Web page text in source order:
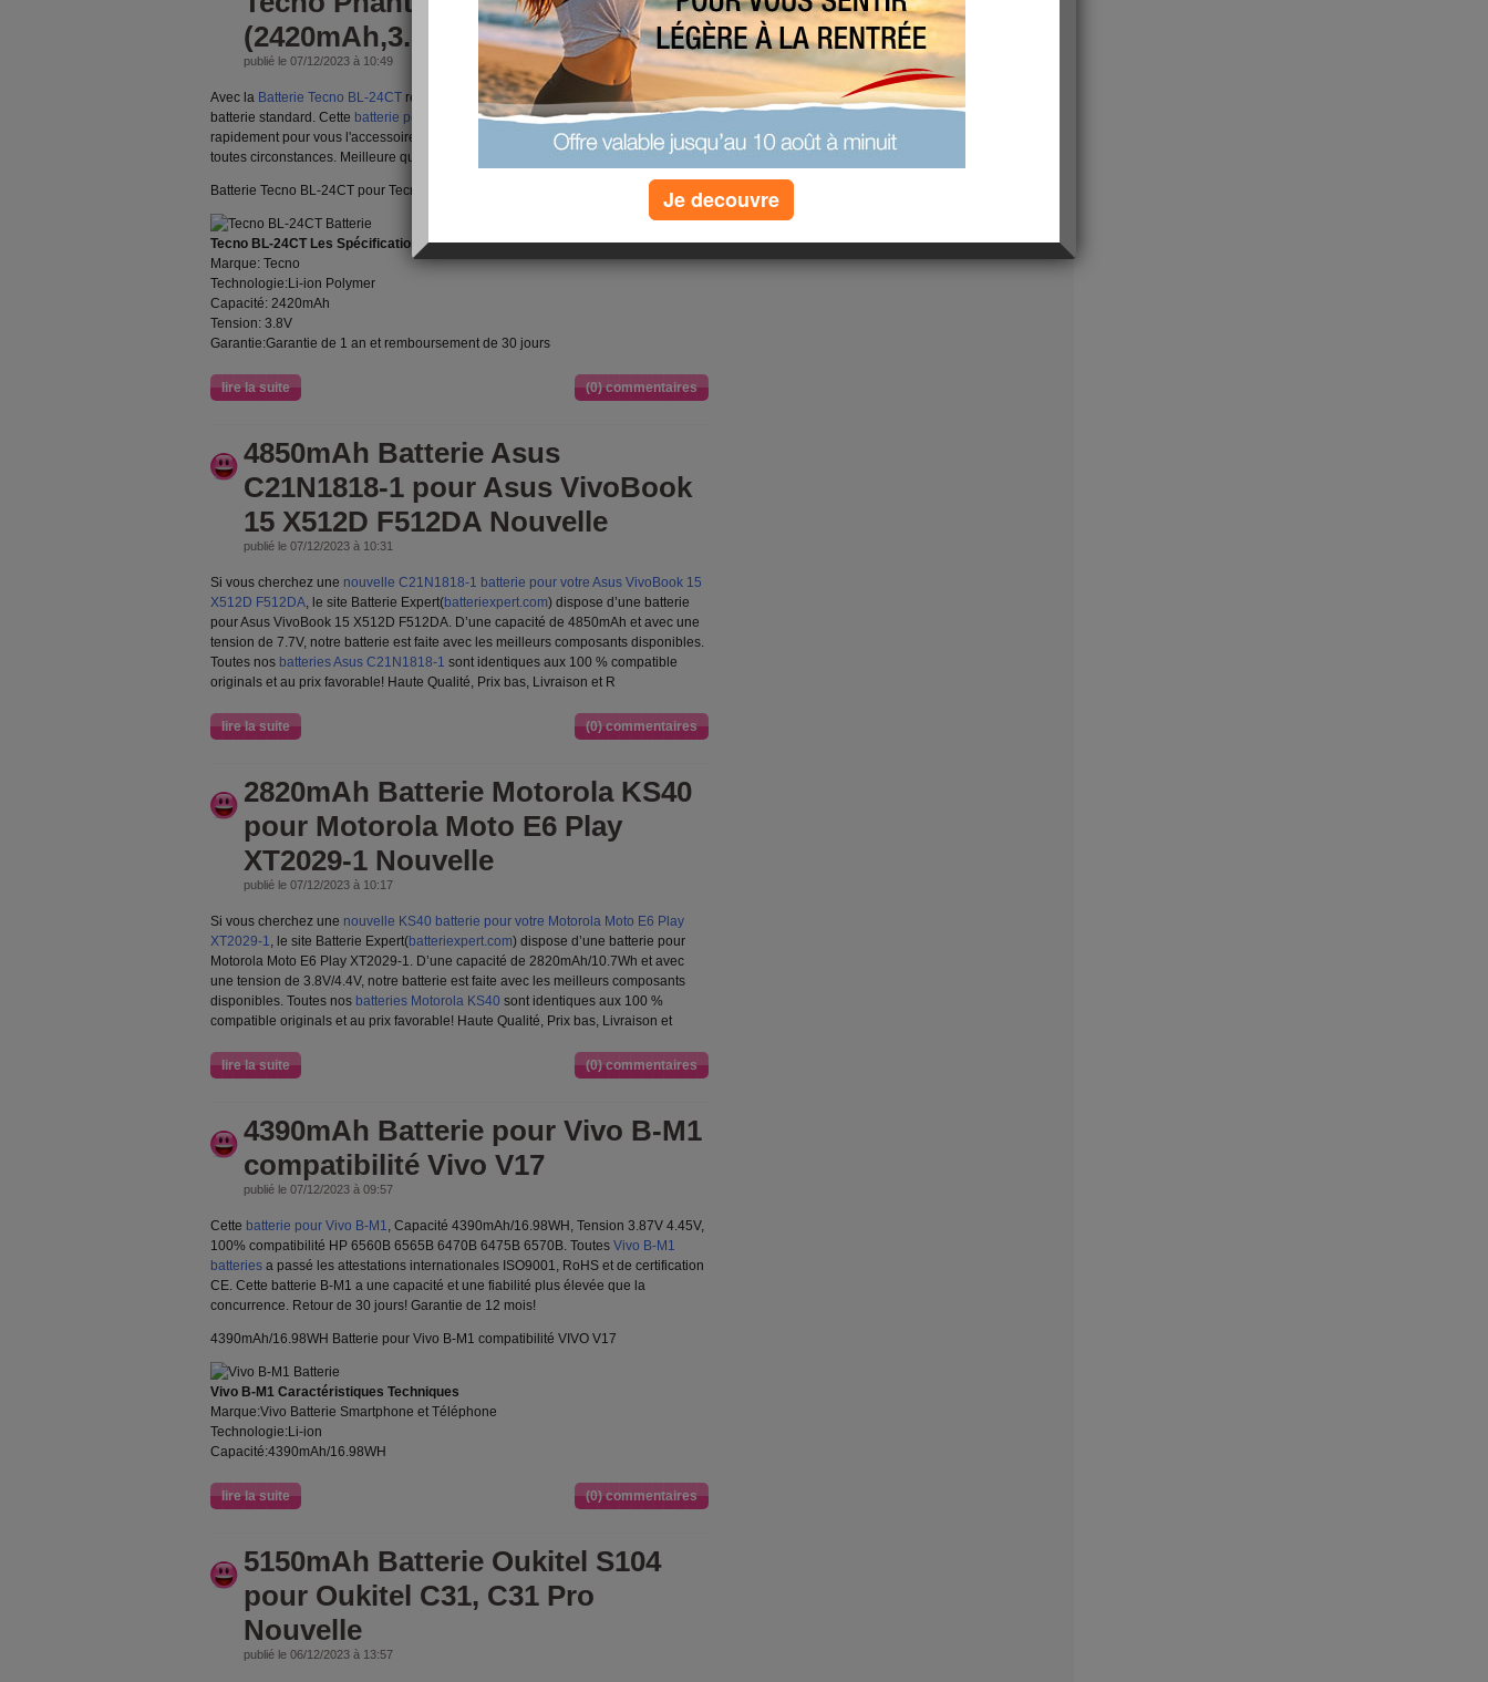
(2420mAh,3.8V)
publié le 07/12/2023 à 10:49
Avec la Batterie Tecno BL-24CT restez productif plus longtemps qu'avec une
batterie standard. Cette batterie pour Tecno Phantom Z Minilongue durée sera
rapidement pour vous l'accessoire indispensable afin de rester opérationnel en
toutes circonstances. Meilleure qualite, prix de gros, large gamme de produits.
Batterie Tecno BL-24CT pour Tecno Phantom Z Mini (2420mAh,3.8V)
Tecno BL-24CT Les Spécifications:
Marque: Tecno
Technologie:Li-ion Polymer
Capacité: 2420mAh
Tension: 3.8V
Garantie:Garantie de 1 an et remboursement de 30 jours
lire la suite (0) commentaires
4850mAh Batterie Asus
C21N1818-1 pour Asus VivoBook
15 X512D F512DA Nouvelle
publié le 07/12/2023 à 10:31
Si vous cherchez une nouvelle C21N1818-1 batterie pour votre Asus VivoBook 15
X512D F512DA, le site Batterie Expert(batteriexpert.com) dispose d’une batterie
pour Asus VivoBook 15 X512D F512DA. D’une capacité de 4850mAh et avec une
tension de 7.7V, notre batterie est faite avec les meilleurs composants disponibles.
Toutes nos batteries Asus C21N1818-1 sont identiques aux 100 % compatible
originals et au prix favorable! Haute Qualité, Prix bas, Livraison et R
lire la suite (0) commentaires
2820mAh Batterie Motorola KS40
pour Motorola Moto E6 Play
XT2029-1 Nouvelle
publié le 07/12/2023 à 10:17
Si vous cherchez une nouvelle KS40 batterie pour votre Motorola Moto E6 Play
XT2029-1, le site Batterie Expert(batteriexpert.com) dispose d’une batterie pour
Motorola Moto E6 Play XT2029-1. D’une capacité de 2820mAh/10.7Wh et avec
une tension de 3.8V/4.4V, notre batterie est faite avec les meilleurs composants
disponibles. Toutes nos batteries Motorola KS40 sont identiques aux 100 %
compatible originals et au prix favorable! Haute Qualité, Prix bas, Livraison et
lire la suite (0) commentaires
4390mAh Batterie pour Vivo B-M1
compatibilité Vivo V17
publié le 07/12/2023 à 09:57
Cette batterie pour Vivo B-M1, Capacité 4390mAh/16.98WH, Tension 3.87V 4.45V,
100% compatibilité HP 6560B 6565B 6470B 6475B 6570B. Toutes Vivo B-M1
batteries a passé les attestations internationales ISO9001, RoHS et de certification
CE. Cette batterie B-M1 a une capacité et une fiabilité plus élevée que la
concurrence. Retour de 30 jours! Garantie de 12 mois!
4390mAh/16.98WH Batterie pour Vivo B-M1 compatibilité VIVO V17
Vivo B-M1 Caractéristiques Techniques
Marque:Vivo Batterie Smartphone et Téléphone
Technologie:Li-ion
Capacité:4390mAh/16.98WH
lire la suite (0) commentaires
5150mAh Batterie Oukitel S104
pour Oukitel C31, C31 Pro
Nouvelle
publié le 06/12/2023 à 13:57
Je decouvre